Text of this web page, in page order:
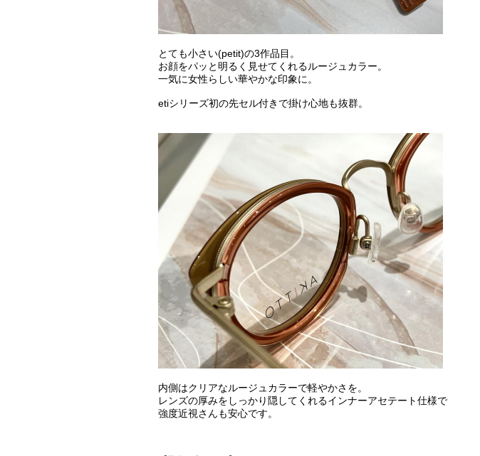
とても小さい(petit)の3作品目。
お顔をパッと明るく見せてくれるルージュカラー。
一気に女性らしい華やかな印象に。
etiシリーズ初の先セル付きで掛け心地も抜群。
内側はクリアなルージュカラーで軽やかさを。
レンズの厚みをしっかり隠してくれるインナーアセテート仕様で
強度近視さんも安心です。